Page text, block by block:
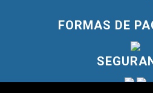
FORMAS DE